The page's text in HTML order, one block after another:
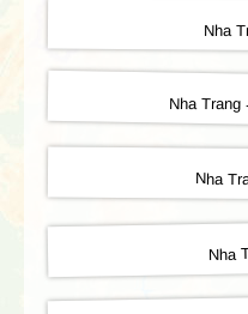
Nha
Nha Trang
Nha
Nha